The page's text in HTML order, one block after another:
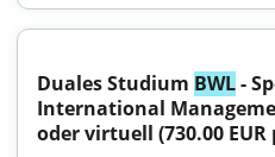
Duales Studium BWL -
International
oder virtuell (730.00